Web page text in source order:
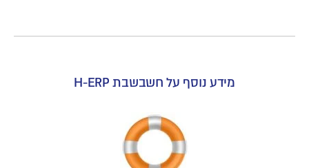
מידע נוסף על חשבשבת H-ERP